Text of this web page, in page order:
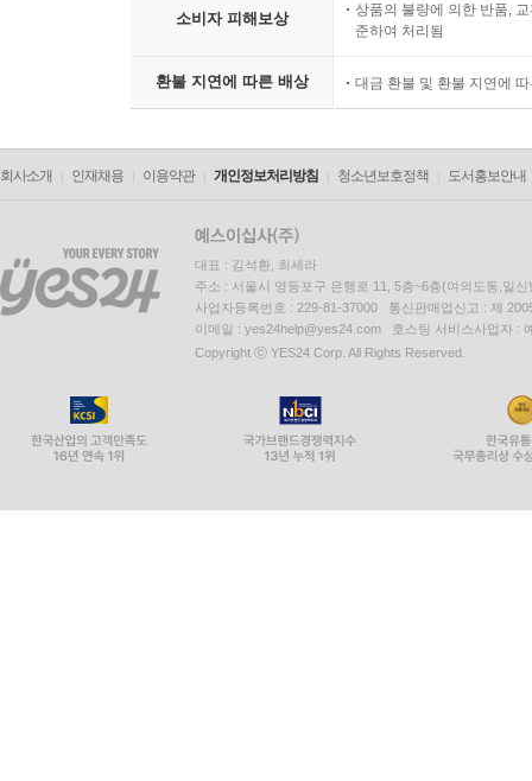
소비자 피해보상
상품의 불량에 의한 반품,
준하여 처리됨
환불 지연에 따른 배상 대금 환불 및 환불 지연에
회사소개 인재채용 이용약관 개인정보처리방침 청소년보호정책 도서홍보안내
대표 : 김석환, 최세라
주소 : 서울시 영등포구 은행로 11, 5층~6층(여의도동,일신
사업자등록번호 : 229-81-37000 통신판매업신고 : 제
이메일 : yes24help@yes24.com 호스팅 서비스사업자 :
Copyright ⓒ YES24 Corp. All Rights Reserved.